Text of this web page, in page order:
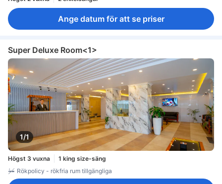
Ange datum för att se priser
Super Deluxe Room<1>
1/1
Högst 3 vuxna
1 king size-säng
Rökpolicy - rökfria rum tillgängliga